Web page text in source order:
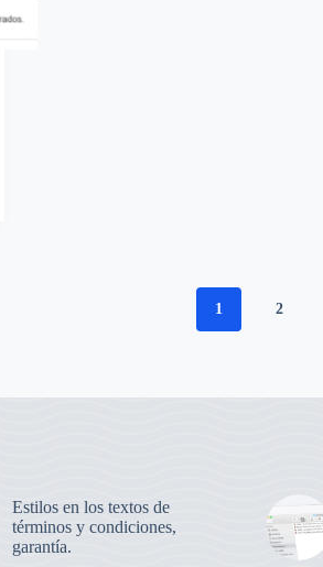
1 2
Estilos en los textos de
términos y condiciones,
garantía.